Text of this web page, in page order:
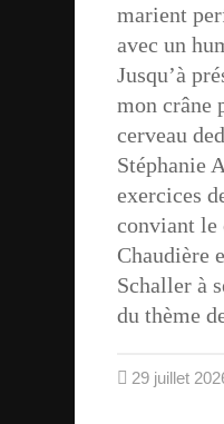
marient
avec un
Jusqu’à
mon crâne
cerveau
Stéphanie
exercices
conviant le
Chaudière
Schaller à
du thème
29 juillet